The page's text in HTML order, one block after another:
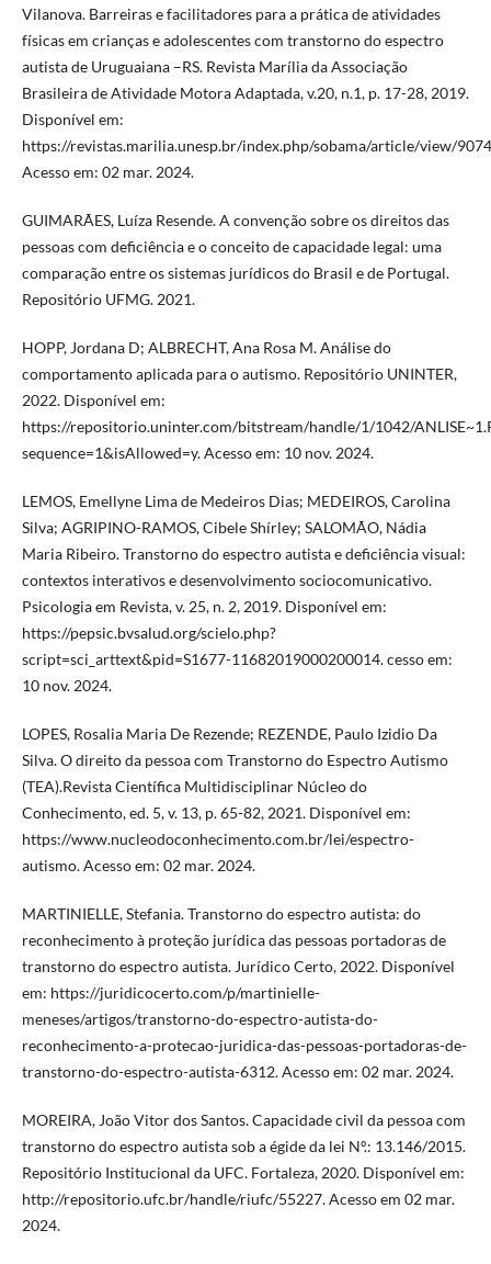
Vilanova. Barreiras e facilitadores para a prática de atividades
físicas em crianças e adolescentes com transtorno do espectro
autista de Uruguaiana –RS. Revista Marília da Associação
Brasileira de Atividade Motora Adaptada, v.20, n.1, p. 17-28, 2019.
Disponível em:
https://revistas.marilia.unesp.br/index.php/sobama/article/view/
Acesso em: 02 mar. 2024.
GUIMARÃES, Luíza Resende. A convenção sobre os direitos das
pessoas com deficiência e o conceito de capacidade legal: uma
comparação entre os sistemas jurídicos do Brasil e de Portugal.
Repositório UFMG. 2021.
HOPP, Jordana D; ALBRECHT, Ana Rosa M. Análise do
comportamento aplicada para o autismo. Repositório UNINTER,
2022. Disponível em:
https://repositorio.uninter.com/bitstream/handle/1/1042/
sequence=1&isAllowed=y. Acesso em: 10 nov. 2024.
LEMOS, Emellyne Lima de Medeiros Dias; MEDEIROS, Carolina
Silva; AGRIPINO-RAMOS, Cibele Shírley; SALOMÃO, Nádia
Maria Ribeiro. Transtorno do espectro autista e deficiência visual:
contextos interativos e desenvolvimento sociocomunicativo.
Psicologia em Revista, v. 25, n. 2, 2019. Disponível em:
https://pepsic.bvsalud.org/scielo.php?
script=sci_arttext&pid=S1677-11682019000200014. cesso em:
10 nov. 2024.
LOPES, Rosalia Maria De Rezende; REZENDE, Paulo Izidio Da
Silva. O direito da pessoa com Transtorno do Espectro Autismo
(TEA).Revista Científica Multidisciplinar Núcleo do
Conhecimento, ed. 5, v. 13, p. 65-82, 2021. Disponível em:
https://www.nucleodoconhecimento.com.br/lei/espectro-
autismo. Acesso em: 02 mar. 2024.
MARTINIELLE, Stefania. Transtorno do espectro autista: do
reconhecimento à proteção jurídica das pessoas portadoras de
transtorno do espectro autista. Jurídico Certo, 2022. Disponível
em: https://juridicocerto.com/p/martinielle-
meneses/artigos/transtorno-do-espectro-autista-do-
reconhecimento-a-protecao-juridica-das-pessoas-portadoras-de-
transtorno-do-espectro-autista-6312. Acesso em: 02 mar. 2024.
MOREIRA, João Vitor dos Santos. Capacidade civil da pessoa com
transtorno do espectro autista sob a égide da lei Nº.: 13.146/2015.
Repositório Institucional da UFC. Fortaleza, 2020. Disponível em:
http://repositorio.ufc.br/handle/riufc/55227. Acesso em 02 mar.
2024.